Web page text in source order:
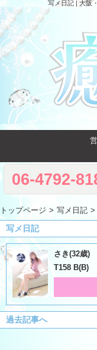
写メ日記 | 大阪
06-4792-
トップページ 写メ日記
写メ日記
さき(32歳)
T158 B(B)
過去記事へ